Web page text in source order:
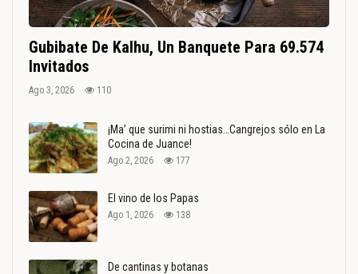
Gubibate De Kalhu, Un Banquete Para 69.574
Invitados
Ago 3, 2026 110
¡Ma’ que surimi ni hostias…Cangrejos sólo en La
Cocina de Juance!
Ago 2, 2026 177
El vino de los Papas
Ago 1, 2026 138
De cantinas y botanas